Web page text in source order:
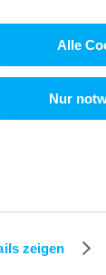
zeigen
Alle
Nur